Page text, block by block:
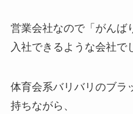
営業会社なので「がんば
入社できるような会社で
体育会系バリバリのブラ
持ちながら、